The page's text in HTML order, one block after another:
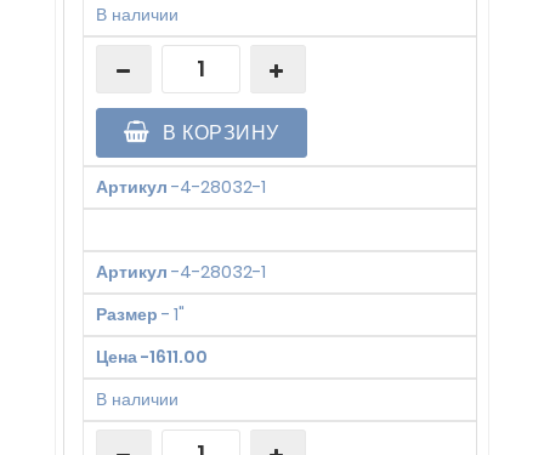
В наличии
В КОРЗИНУ
Артикул -4-28032-1
Артикул -4-28032-1
Размер - 1"
Цена-1611.00
В наличии